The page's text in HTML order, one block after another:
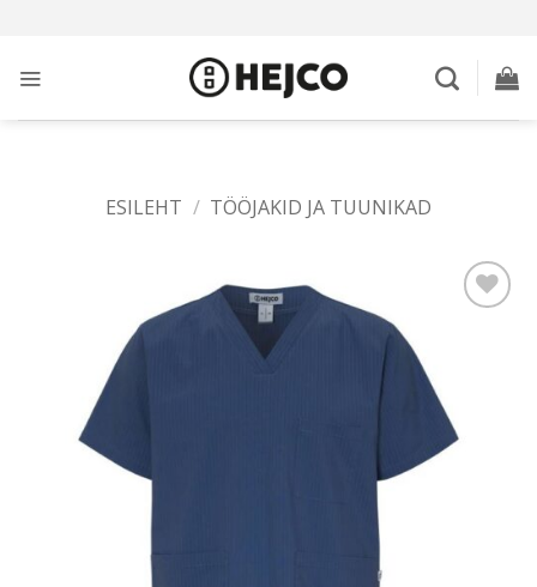
content
ESILEHT / TÖÖJAKID JA TUUNIKAD